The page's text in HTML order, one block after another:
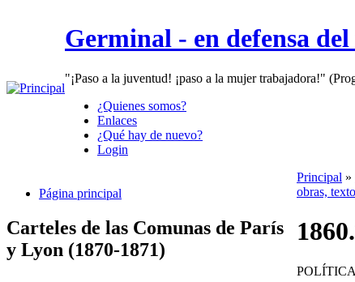
Germinal - en defensa
"¡Paso a la juventud! ¡paso a la mujer trabajadora!"
¿Quienes somos?
Enlaces
¿Qué hay de nuevo?
Login
Página principal
Carteles de las Comunas de París
y Lyon (1870-1871)
Principal »
obras,